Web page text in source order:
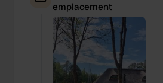
emplacement